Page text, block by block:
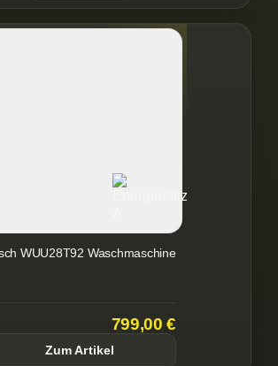
WUU28T92 Waschmaschine
799,00 €
Zum Artikel